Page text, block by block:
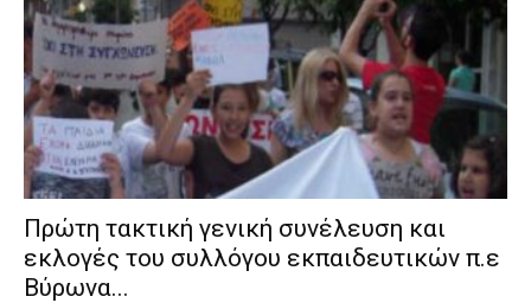
Πρώτη τακτική γενική συνέλευση και
εκλογές του συλλόγου εκπαιδευτικών π.ε
Βύρωνα...